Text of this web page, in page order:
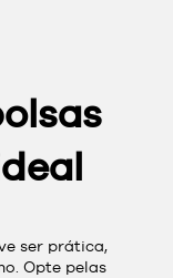
ser prática,
Opte pelas